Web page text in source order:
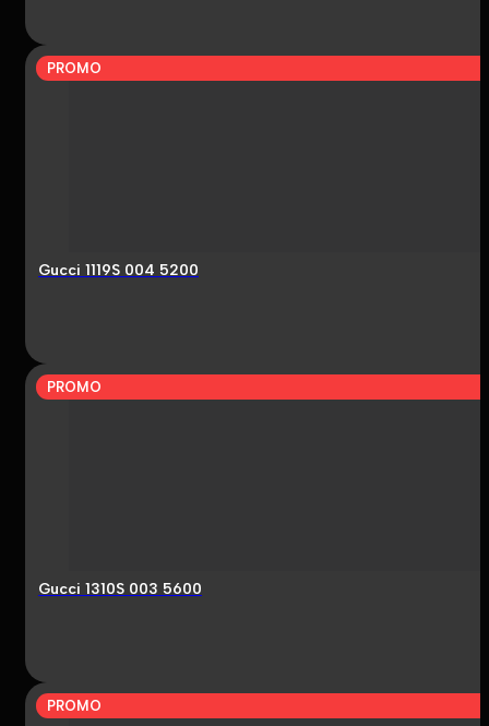
PROMO
Gucci 1119S 004 5200
PROMO
Gucci 1310S 003 5600
PROMO